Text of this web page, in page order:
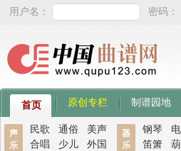
用户名： 密码：
首页 原创专栏 制谱园地
声
乐
民歌 通俗
美声
合唱
少儿 外国
器
乐
钢琴
笛箫